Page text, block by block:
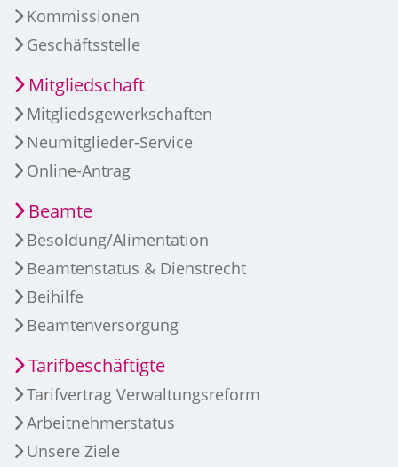
Kommissionen
Geschäftsstelle
Mitgliedschaft
Mitgliedsgewerkschaften
Neumitglieder-Service
Online-Antrag
Beamte
Besoldung/Alimentation
Beamtenstatus & Dienstrecht
Beihilfe
Beamtenversorgung
Tarifbeschäftigte
Tarifvertrag Verwaltungsreform
Arbeitnehmerstatus
Unsere Ziele